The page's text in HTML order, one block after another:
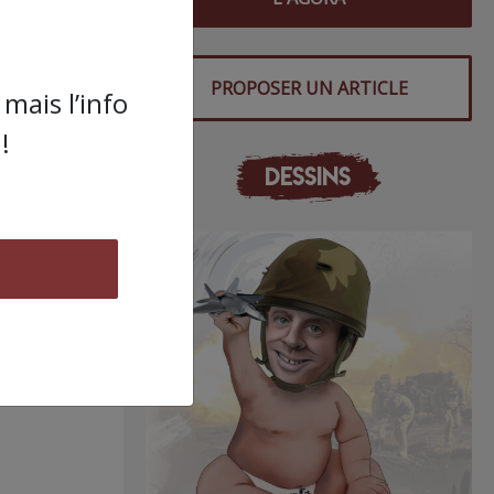
PROPOSER UN ARTICLE
DESSINS
l’info